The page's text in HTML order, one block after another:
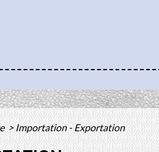
>Importation - Exportation